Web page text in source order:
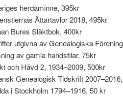
herdaminne, 395kr
Ättartavlor 2018, 495kr
Bures Släktbok, 400kr
utgivna av Genealogiska
av gamla handstilar, 75kr
och Hävd 2, 1934–2009, 500kr
Genealogisk Tidskrift
i Stockholm 1794–1916, 50 kr